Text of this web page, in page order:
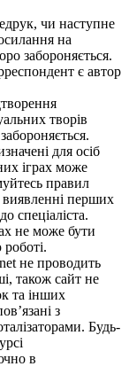
чи наступне
на
забороняється.
є автор
творів
для осіб
іграх може
правил
виявленні перших
спеціаліста.
не може бути
не проводить
також сайт не
та інших
з
Будь-
в